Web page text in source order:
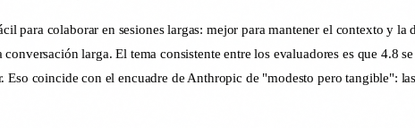
para colaborar en sesiones largas: mejor para mantener el contexto y
larga. El tema consistente entre los evaluadores es que 4.8
coincide con el encuadre de Anthropic de "modesto pero tangible":